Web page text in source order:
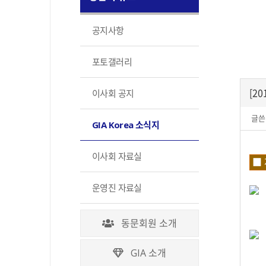
공지사항
포토갤러리
이사회 공지
GIA Korea 소식지
이사회 자료실
운영진 자료실
동문회원 소개
GIA 소개
글
■